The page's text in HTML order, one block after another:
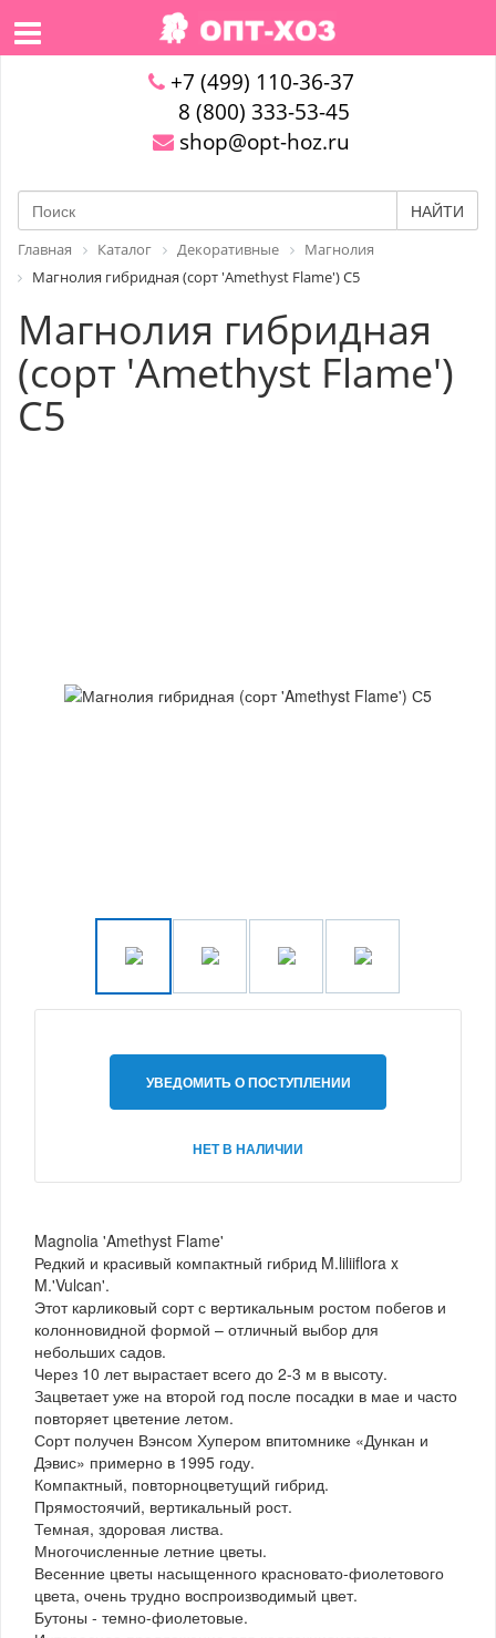
+7 (499) 110-36-37
8 (800) 333-53-45
shop@opt-hoz.ru
НАЙТИ
Главная Каталог Декоративные
Магнолия
Магнолия гибридная (сорт 'Amethyst Flame') С5
Магнолия гибридная
(сорт 'Amethyst Flame')
С5
УВЕДОМИТЬ О ПОСТУПЛЕНИИ
НЕТ В НАЛИЧИИ
Magnolia 'Amethyst Flame'
Редкий и красивый компактный гибрид M.liliiflora x
M.'Vulcan'.
Этот карликовый сорт с вертикальным ростом побегов и
колонновидной формой – отличный выбор для
небольших садов.
Через 10 лет вырастает всего до 2-3 м в высоту.
Зацветает уже на второй год после посадки в мае и часто
повторяет цветение летом.
Сорт получен Вэнсом Хупером впитомнике «Дункан и
Дэвис» примерно в 1995 году.
Компактный, повторноцветущий гибрид.
Прямостоячий, вертикальный рост.
Темная, здоровая листва.
Многочисленные летние цветы.
Весенние цветы насыщенного красновато-фиолетового
цвета, очень трудно воспроизводимый цвет.
Бутоны - темно-фиолетовые.